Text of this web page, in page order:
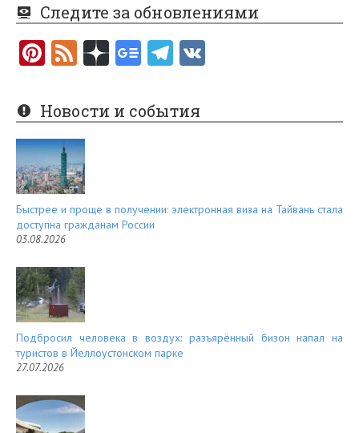
Следите за обновлениями
Pi
er
es
t
F
e
d
Новости и события
Быстрее и проще в получении: электронная виза на Тайвань стала
доступна гражданам России
03.08.2026
Подбросил человека в воздух: разъярённый бизон напал на
туристов в Йеллоустонском парке
27.07.2026